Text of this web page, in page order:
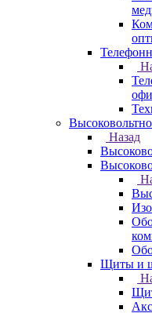
Назад
Щиты и